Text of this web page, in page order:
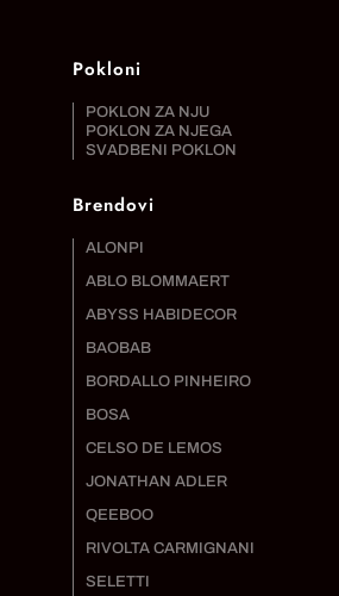
Pokloni
POKLON ZA NJU
POKLON ZA NJEGA
SVADBENI POKLON
Brendovi
ALONPI
ABLO BLOMMAERT
ABYSS HABIDECOR
BAOBAB
BORDALLO PINHEIRO
BOSA
CELSO DE LEMOS
JONATHAN ADLER
QEEBOO
RIVOLTA CARMIGNANI
SELETTI